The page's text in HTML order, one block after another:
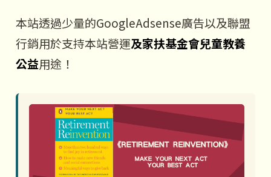
本站透過少量的GoogleAdsense廣告以及聯盟
行銷用於支持本站營運及家扶基金會兒童教養
公益用途！